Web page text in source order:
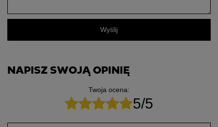
Wyślij
NAPISZ SWOJĄ OPINIĘ
Twoja ocena:
5/5